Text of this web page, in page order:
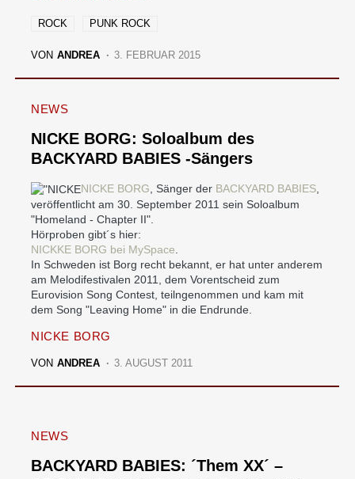
ROCK PUNK ROCK
VON ANDREA 3. FEBRUAR 2015
NEWS
NICKE BORG: Soloalbum des
BACKYARD BABIES -Sängers
NICKE BORG, Sänger der BACKYARD BABIES,
veröffentlicht am 30. September 2011 sein Soloalbum
"Homeland - Chapter II".
Hörproben gibt´s hier:
NICKKE BORG bei MySpace
In Schweden ist Borg recht bekannt, er hat unter anderem
am Melodifestivalen 2011, dem Vorentscheid zum
Eurovision Song Contest, teilngenommen und kam mit
dem Song "Leaving Home" in die Endrunde.
NICKE BORG
VON ANDREA 3. AUGUST 2011
NEWS
BACKYARD BABIES: ´Them XX´ –